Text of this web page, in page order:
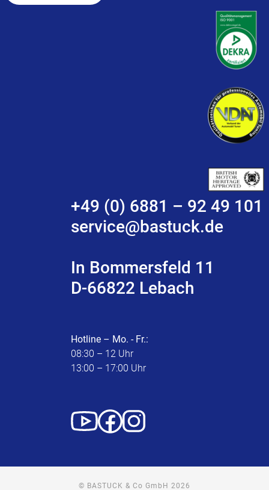
+49 (0) 6881 – 92 49 101
service@bastuck.de
In Bommersfeld 11
D-66822 Lebach
Hotline – Mo. - Fr.:
08:30 – 12 Uhr
13:00 – 17:00 Uhr
© BASTUCK & Co GmbH 2026